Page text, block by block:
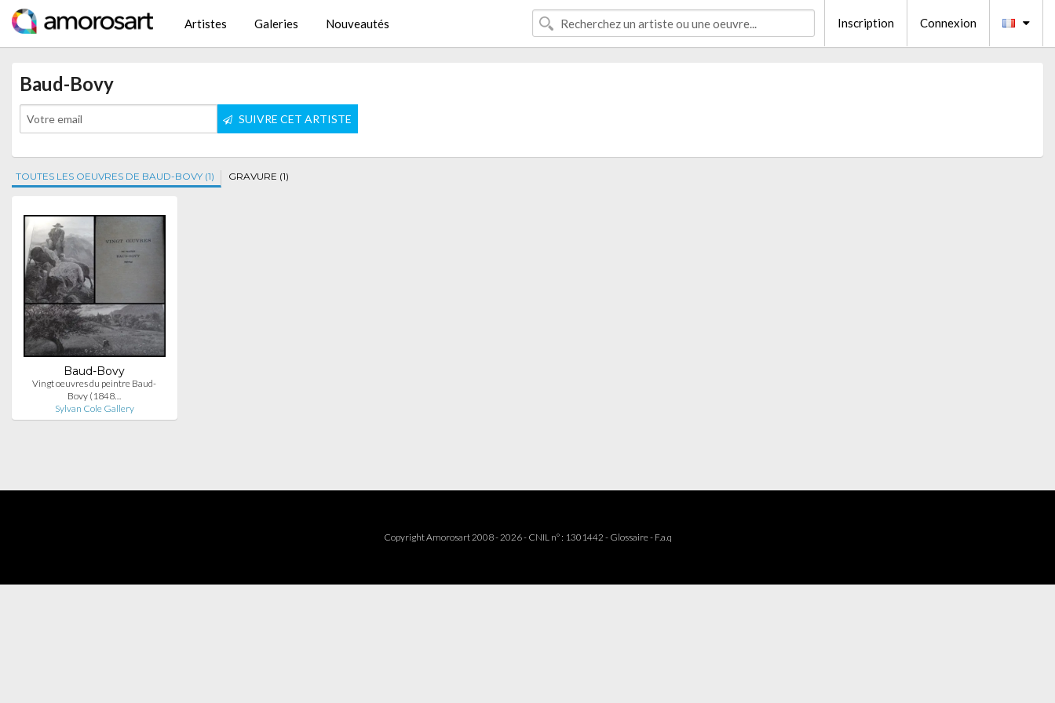
Artistes Galeries Nouveautés Inscription Connexion
Baud-Bovy
SUIVRE CET ARTISTE
TOUTES LES OEUVRES DE BAUD-BOVY (1) GRAVURE (1)
Baud-Bovy
Vingt oeuvres du peintre Baud-
Bovy (1848…
Sylvan Cole Gallery
Copyright Amorosart 2008 - 2026 - CNIL n° : 1301442 - Glossaire- F.a.q